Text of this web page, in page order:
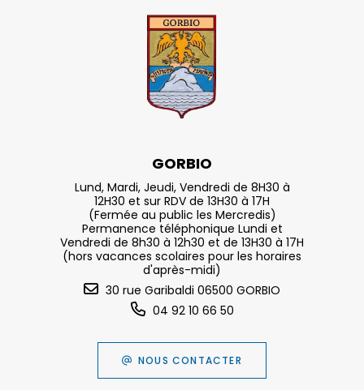
GORBIO
Lund, Mardi, Jeudi, Vendredi de 8H30 à
12H30 et sur RDV de 13H30 à 17H
(Fermée au public les Mercredis)
Permanence téléphonique Lundi et
Vendredi de 8h30 à 12h30 et de 13H30 à 17H
(hors vacances scolaires pour les horaires
d'après-midi)
30 rue Garibaldi 06500 GORBIO
04 92 10 66 50
NOUS CONTACTER